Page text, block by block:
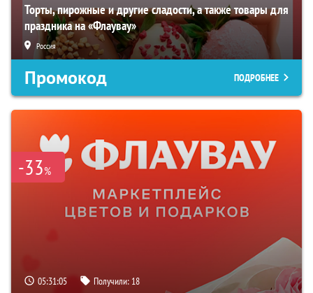
Торты, пирожные и другие сладости, а также товары для
праздника на «Флаувау»
Россия
Промокод ПОДРОБНЕЕ
-33%
05:31:04 Получили: 18